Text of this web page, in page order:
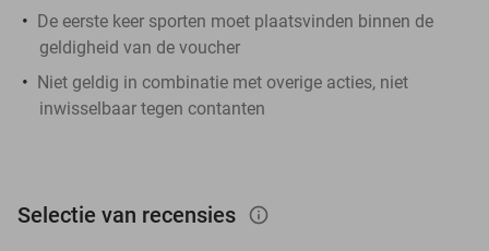
De eerste keer sporten moet plaatsvinden binnen de
geldigheid van de voucher
Niet geldig in combinatie met overige acties, niet
inwisselbaar tegen contanten
Selectie van recensies info_outlined